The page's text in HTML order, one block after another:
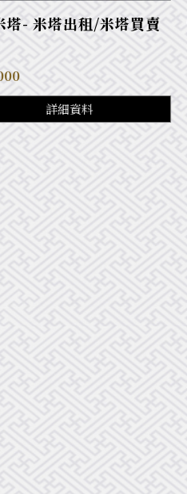
塔- 米塔出租/米塔買賣
詳細資料